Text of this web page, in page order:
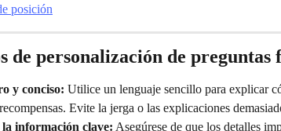
posición
de personalización de preguntas
y conciso: Utilice un lenguaje sencillo para explicar
Evite la jerga o las explicaciones
la información clave: Asegúrese de que los detalles